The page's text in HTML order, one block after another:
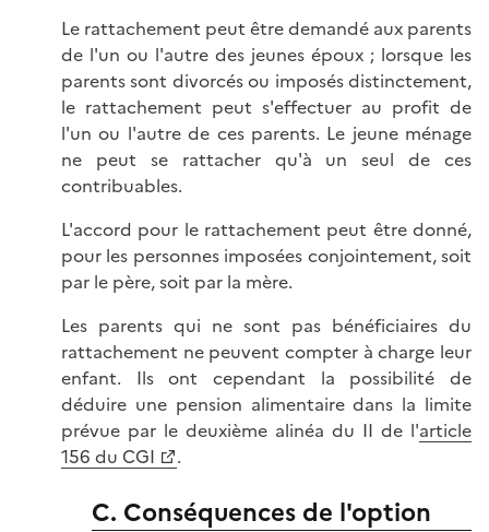
Le rattachement peut être demandé aux parents
de l'un ou l'autre des jeunes époux ; lorsque les
parents sont divorcés ou imposés distinctement,
le rattachement peut s'effectuer au profit de
l'un ou l'autre de ces parents. Le jeune ménage
ne peut se rattacher qu'à un seul de ces
contribuables.
L'accord pour le rattachement peut être donné,
pour les personnes imposées conjointement, soit
par le père, soit par la mère.
Les parents qui ne sont pas bénéficiaires du
rattachement ne peuvent compter à charge leur
enfant. Ils ont cependant la possibilité de
déduire une pension alimentaire dans la limite
prévue par le deuxième alinéa du II de l'article
156 du CGI
.
C. Conséquences de l'option